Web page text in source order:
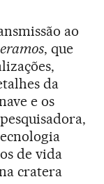
ao
, que
da
e os
de vida
cratera